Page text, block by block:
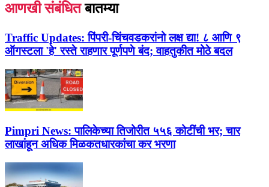
आणखी संबंधित बातम्या
Traffic Updates: पिंपरी-चिंचवडकरांनो लक्ष द्या! ८ आणि ९
ऑगस्टला 'हे' रस्ते राहणार पूर्णपणे बंद; वाहतुकीत मोठे बदल
Pimpri News: पालिकेच्या तिजोरीत ५५६ कोटींची भर; चार
लाखांहून अधिक मिळकतधारकांचा कर भरणा